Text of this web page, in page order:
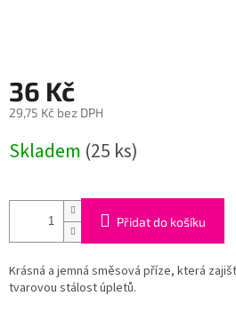
36 Kč
29,75 Kč bez DPH
cena:
Skladem (25 ks)
Přidat do košíku
Krásná a jemná směsová příze, která
tvarovou stálost úpletů.